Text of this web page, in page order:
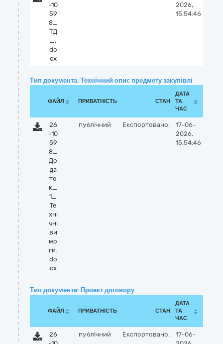
-10
59
8_
ТД
_.
do
cx
2026,
15:54:46
Тип документа: Технічний опис предмету закупівлі
ФАЙЛ ПРИВАТНІСТЬ СТАН
ДАТА
ТА
ЧАС
26
-10
59
8_
До
да
то
к_
1_
Те
хні
чні
ви
мо
ги.
do
cx
публічний Експортовано:
17-06-
2026,
15:54:46
Тип документа: Проект договору
ФАЙЛ ПРИВАТНІСТЬ СТАН
ДАТА
ТА
ЧАС
26
публічний Експортовано:
17-06-